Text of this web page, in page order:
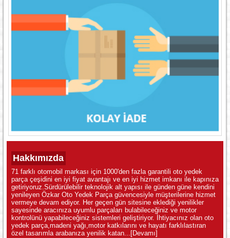
Hakkımızda
71 farklı otomobil markası için 1000'den fazla garantili oto yedek
parça çeşidini en iyi fiyat avantajı ve en iyi hizmet imkanı ile kapınıza
getiriyoruz.Sürdürülebilir teknolojik alt yapısı ile günden güne kendini
yenileyen Özkar Oto Yedek Parça güvencesiyle müşterilerine hizmet
vermeye devam ediyor. Her geçen gün sitesine eklediği yenilikler
sayesinde aracınıza uyumlu parçaları bulabileceğiniz ve motor
kontrolünü yapabileceğiniz sistemleri geliştiriyor. İhtiyacınız olan oto
yedek parça,madeni yağı,motor katkılarını ve hayatı farklılastıran
özel tasarımla arabanıza yenilik katan... [Devamı]